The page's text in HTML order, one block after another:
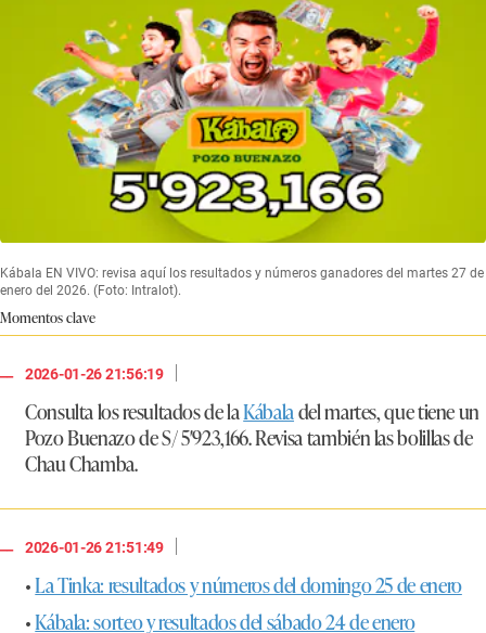
Kábala EN VIVO: revisa aquí los resultados y números ganadores del martes 27 de
enero del 2026. (Foto: Intralot).
Momentos clave
2026-01-26 21:56:19
|
Consulta los resultados de laKábaladel martes, que tiene un
Pozo Buenazo deS/ 5′923,166.Revisa también las bolillas de
Chau Chamba.
2026-01-26 21:51:49
|
•La Tinka: resultados y números del domingo 25 de enero
•Kábala: sorteo y resultados del sábado 24 de enero